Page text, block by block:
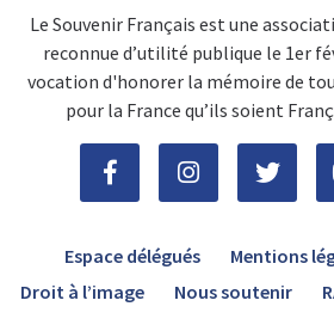
Le Souvenir Français est une
reconnue d’utilité publique le 1er
vocation d'honorer la mémoire de
pour la France qu’ils soient
Espace délégués Mentions
Droit à l’image
Nous soutenir